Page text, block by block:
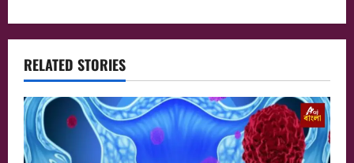
n
a
v
i
RELATED STORIES